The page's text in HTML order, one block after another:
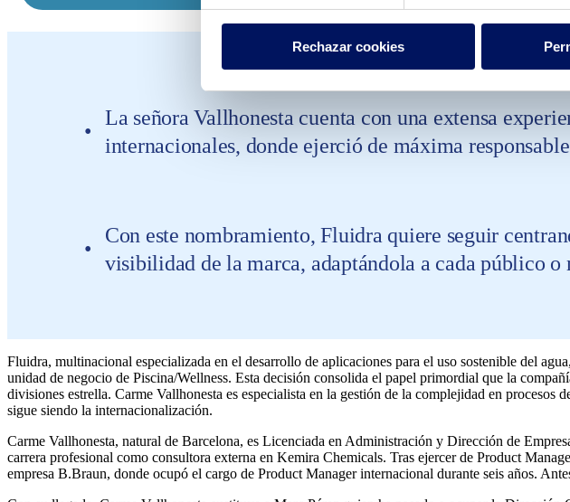
Rechazar cookies
La señora Vallhonesta cuenta con una extensa
internacionales, donde ejerció de máxima
Con este nombramiento, Fluidra quiere seguir
visibilidad de la marca, adaptándola a cada público o
Fluidra, multinacional especializada en el desarrollo de aplicaciones para el uso sostenible del
unidad de negocio de Piscina/Wellness. Esta decisión consolida el papel primordial que la
divisiones estrella. Carme Vallhonesta es especialista en la gestión de la complejidad en
sigue siendo la internacionalización.
Carme Vallhonesta, natural de Barcelona, es Licenciada en Administración y Dirección de
carrera profesional como consultora externa en Kemira Chemicals. Tras ejercer de Product
empresa B.Braun, donde ocupó el cargo de Product Manager internacional durante seis años.